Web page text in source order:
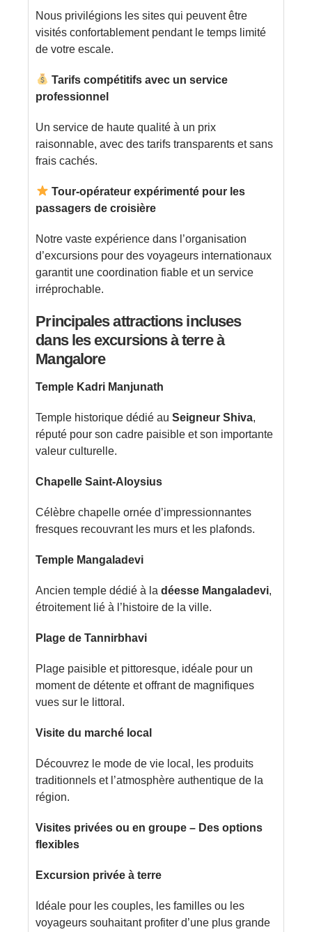
Nous privilégions les sites qui peuvent être
visités confortablement pendant le temps limité
de votre escale.
Tarifs compétitifs avec un service
professionnel
Un service de haute qualité à un prix
raisonnable, avec des tarifs transparents et sans
frais cachés.
Tour-opérateur expérimenté pour les
passagers de croisière
Notre vaste expérience dans l’organisation
d’excursions pour des voyageurs internationaux
garantit une coordination fiable et un service
irréprochable.
Principales attractions incluses
dans les excursions à terre à
Mangalore
Temple Kadri Manjunath
Temple historique dédié auSeigneur Shiva,
réputé pour son cadre paisible et son importante
valeur culturelle.
Chapelle Saint-Aloysius
Célèbre chapelle ornée d’impressionnantes
fresques recouvrant les murs et les plafonds.
Temple Mangaladevi
Ancien temple dédié à ladéesse Mangaladevi,
étroitement lié à l’histoire de la ville.
Plage de Tannirbhavi
Plage paisible et pittoresque, idéale pour un
moment de détente et offrant de magnifiques
vues sur le littoral.
Visite du marché local
Découvrez le mode de vie local, les produits
traditionnels et l’atmosphère authentique de la
région.
Visites privées ou en groupe – Des options
flexibles
Excursion privée à terre
Idéale pour les couples, les familles ou les
voyageurs souhaitant profiter d’une plus grande